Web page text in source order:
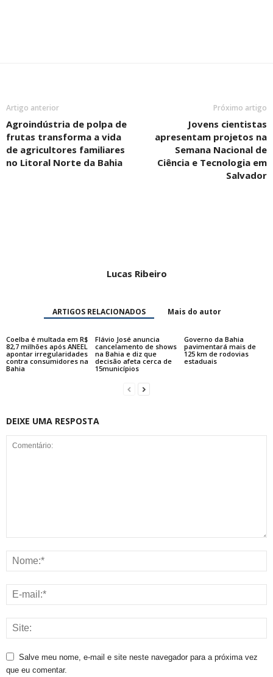
Artigo anterior
Agroindústria de polpa de
frutas transforma a vida
de agricultores familiares
no Litoral Norte da Bahia
Próximo artigo
Jovens cientistas
apresentam projetos na
Semana Nacional de
Ciência e Tecnologia em
Salvador
Lucas Ribeiro
ARTIGOS RELACIONADOS Mais do autor
Coelba é multada em R$
82,7 milhões após ANEEL
apontar irregularidades
contra consumidores na
Bahia
Flávio José anuncia
cancelamento de shows
na Bahia e diz que
decisão afeta cerca de
15municípios
Governo da Bahia
pavimentará mais de
125 km de rodovias
estaduais
DEIXE UMA RESPOSTA
Salve meu nome, e-mail e site neste navegador para a próxima vez
que eu comentar.